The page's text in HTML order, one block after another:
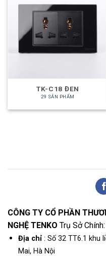
TK-C18 ĐEN
29 SẢN PHẨM
CÔNG TY CỔ PHẦN
NGHỆ TENKO Trụ Sở
Địa chỉ: Số 32 TT6.1 khu
Mai, Hà Nội